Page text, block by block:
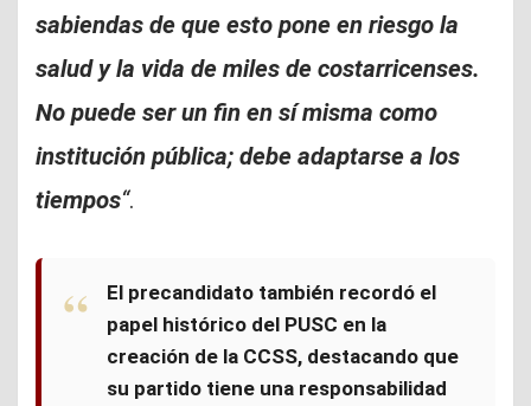
sabiendas de que esto pone en riesgo la
salud y la vida de miles de costarricenses.
No puede ser un fin en sí misma como
institución pública; debe adaptarse a los
tiempos“.
El precandidato también recordó el
papel histórico del PUSC en la
creación de la CCSS, destacando que
su partido tiene una responsabilidad